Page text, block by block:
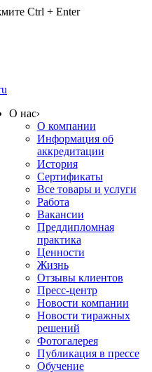
Ctrl + Enter
О нас›
О компании
Информация об
аккредитации
История
Сертификаты
Все товары и услуги
Работа
Вакансии
Преддипломная
практика
Ценности
Жизнь
Отзывы клиентов
Пресс-центр
Новости компании
Новости тиражных
решений
Фотогалерея
Публикация в прессе
Обучение